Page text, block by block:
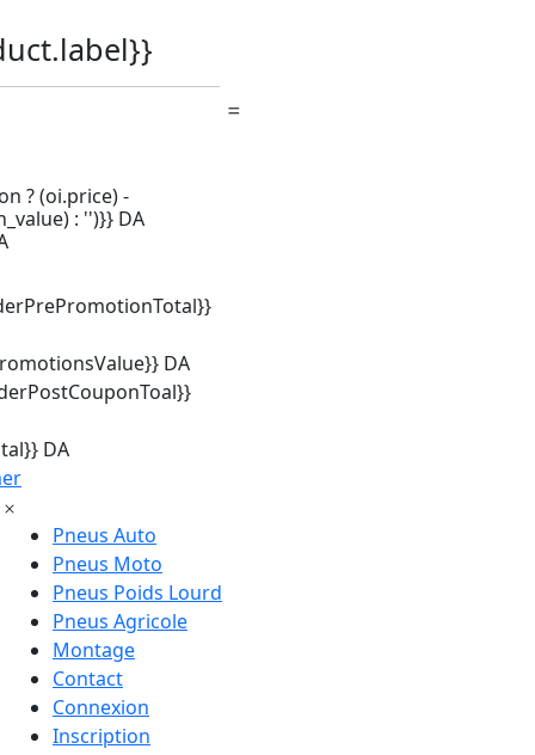
? (oi.price) -
: '')}} DA
DA
DA
Pneus Auto
Pneus Moto
Pneus Poids Lourd
Pneus Agricole
Montage
Contact
Connexion
Inscription